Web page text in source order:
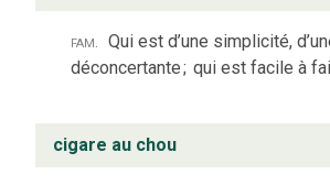
fam.
Qui est d’une simplicité,
déconcertante; qui est facile à
cigare au chou